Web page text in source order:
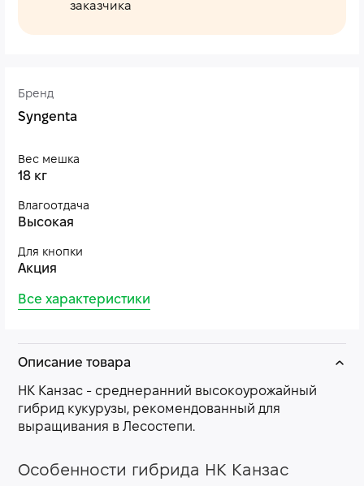
Бренд
Syngenta
Вес мешка
18 кг
Влагоотдача
Высокая
Для кнопки
Акция
Все характеристики
заказчика
Описание товара
НК Канзас - среднеранний высокоурожайный
гибрид кукурузы, рекомендованный для
выращивания в Лесостепи.
Особенности гибрида НК Канзас